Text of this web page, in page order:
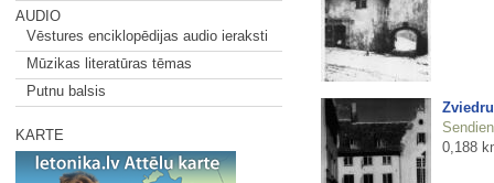
AUDIO
Vēstures enciklopēdijas audio ieraksti
Mūzikas literatūras tēmas
Putnu balsis
KARTE
0,188